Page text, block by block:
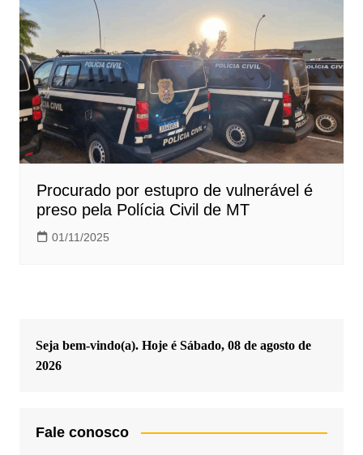
Procurado por estupro de vulnerável é
preso pela Polícia Civil de MT
01/11/2025
Seja bem-vindo(a). Hoje é Sábado, 08 de agosto de
2026
Fale conosco